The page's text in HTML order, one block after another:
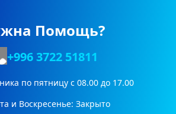
Помощь?
+996 372251811
по пятницу с 08.00 до 17.00
и Воскресенье: Закрыто